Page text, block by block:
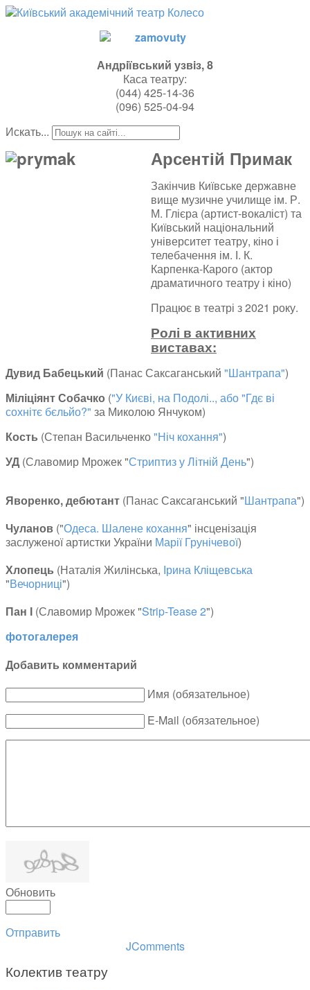
Андрiївський узвiз, 8
Каса театру:
(044) 425-14-36
(096) 525-04-94
Искать...
Арсентій Примак
Закінчив Київське державне
вище музичне училище ім. Р.
М. Глієра (артист-вокаліст) та
Київський національний
університет театру, кіно і
телебачення ім. І. К.
Карпенка-Карого (актор
драматичного театру і кіно)
Працює в театрі з 2021 року.
Ролі в активних
виставах:
Дувид Бабецький (Панас Саксаганський "Шантрапа")
Міліціянт Собачко ("У Києві, на Подолі.., або "Гдє ві
сохнітє бєльйо?" за Миколою Янчуком)
Кость (Степан Васильченко"Ніч кохання")
УД (Славомир Мрожек "Стриптиз у Літній День")
Яворенко, дебютант (Панас Саксаганський "Шантрапа")
Чуланов ("Одеса. Шалене кохання" інсценізація
заслуженої артистки України Марії Грунічевої)
Хлопець (Наталія Жилінська, Ірина Кліщевська
"Вечорниці")
Пан І (Славомир Мрожек "Strip-Tease 2")
фотогалерея
Добавить комментарий
Имя (обязательное)
E-Mail (обязательное)
Обновить
Отправить
JComments
Колектив театру